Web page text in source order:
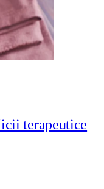
terapeutice